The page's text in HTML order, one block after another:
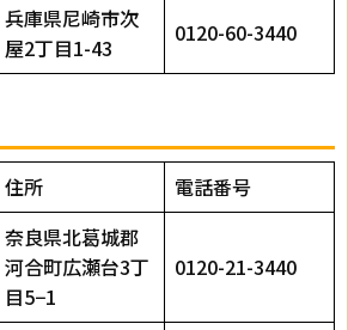
兵庫県尼崎市次
屋2丁目1-43
0120-60-3440
住所 電話番号
奈良県北葛城郡
河合町広瀬台3丁
目5−1
0120-21-3440